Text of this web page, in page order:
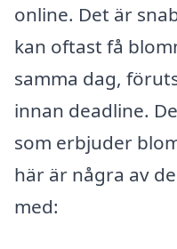
online. Det är
kan oftast få
samma dag,
innan deadline.
som erbjuder
här är några av
med: